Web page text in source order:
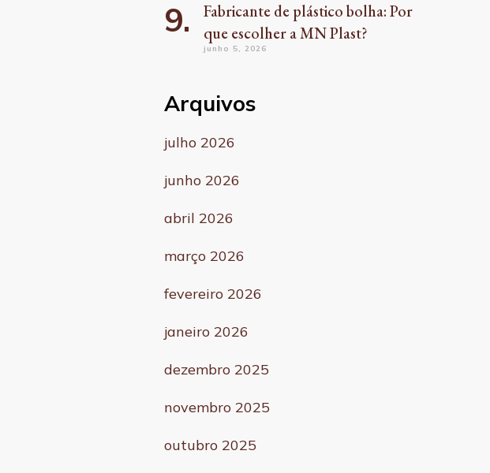
Fabricante de plástico bolha: Por
que escolher a MN Plast?
junho 5, 2026
Arquivos
julho 2026
junho 2026
abril 2026
março 2026
fevereiro 2026
janeiro 2026
dezembro 2025
novembro 2025
outubro 2025